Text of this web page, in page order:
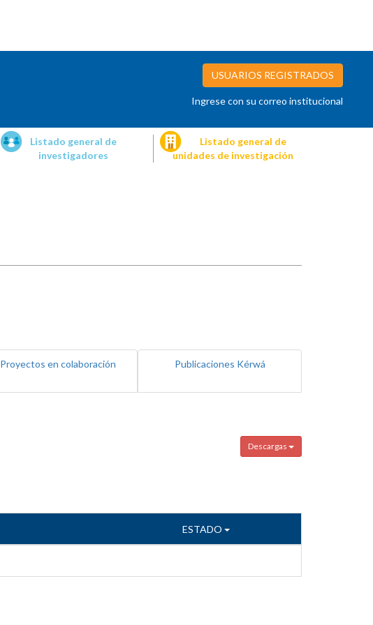
USUARIOS REGISTRADOS
Ingrese con su correo institucional
Listado general de
investigadores
Listado general de
unidades de investigación
Proyectos en colaboración Publicaciones Kérwá
Descargas
ESTADO